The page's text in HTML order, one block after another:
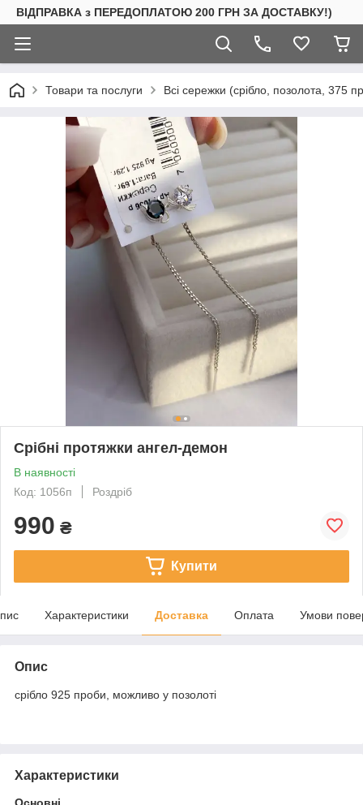
ВІДПРАВКА з ПЕРЕДОПЛАТОЮ 200 ГРН ЗА ДОСТАВКУ!)
Товари та послуги Всі сережки (срібло, позолота, 375
Срібні протяжки ангел-демон
В наявності
Код: 1056п
Роздріб
990 ₴
Купити
Характеристики Доставка Оплата Умови
Опис
срібло 925 проби, можливо у позолоті
Характеристики
Основні